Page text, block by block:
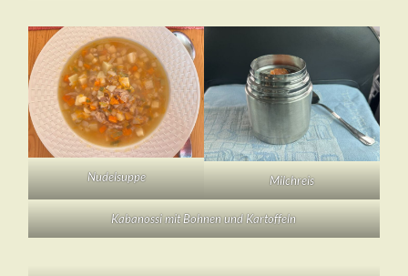
Nudelsuppe Milchreis
Kabanossi mit Bohnen und Kartoffeln